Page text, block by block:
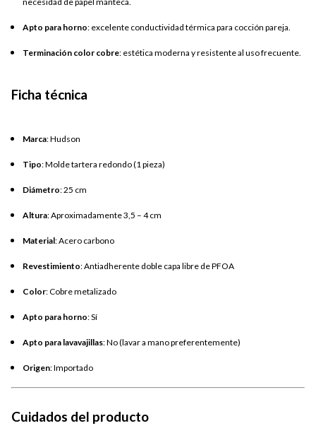
Apto para horno: excelente conductividad térmica para cocción pareja.
Terminación color cobre: estética moderna y resistente al uso frecuente.
Ficha técnica
Marca: Hudson
Tipo: Molde tartera redondo (1 pieza)
Diámetro: 25 cm
Altura: Aproximadamente 3,5 – 4 cm
Material: Acero carbono
Revestimiento: Antiadherente doble capa libre de PFOA
Color: Cobre metalizado
Apto para horno: Sí
Apto para lavavajillas: No (lavar a mano preferentemente)
Origen: Importado
Cuidados del producto